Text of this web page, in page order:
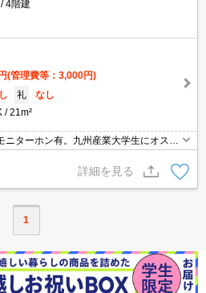
4階建
(管理費等：3,000円)
礼
なし
21m²
ニターホン有。九州産業大学生にオスス
詳細を見る
1